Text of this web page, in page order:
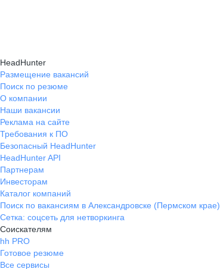
HeadHunter
Размещение вакансий
Поиск по резюме
О компании
Наши вакансии
Реклама на сайте
Требования к ПО
Безопасный HeadHunter
HeadHunter API
Партнерам
Инвесторам
Каталог компаний
Поиск по вакансиям в Александровске (Пермском крае)
Сетка: соцсеть для нетворкинга
Соискателям
hh PRO
Готовое резюме
Все сервисы